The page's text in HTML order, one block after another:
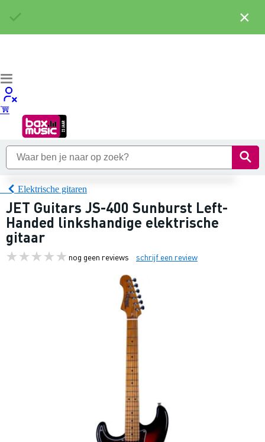
Elektrische gitaren
JET Guitars JS-400 Sunburst Left-
Handed linkshandige elektrische
gitaar
nog geen reviews schrijf een review
×